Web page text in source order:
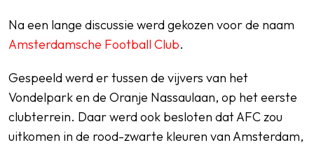
Na een lange discussie werd gekozen voor de naam
Amsterdamsche Football Club.
Gespeeld werd er tussen de vijvers van het
Vondelpark en de Oranje Nassaulaan, op het eerste
clubterrein. Daar werd ook besloten dat AFC zou
uitkomen in de rood-zwarte kleuren van Amsterdam,